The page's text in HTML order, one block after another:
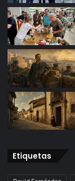
Etiquetas